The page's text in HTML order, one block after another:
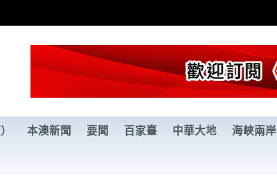
本澳新聞 要聞 百家臺 中華大地 海峽兩岸